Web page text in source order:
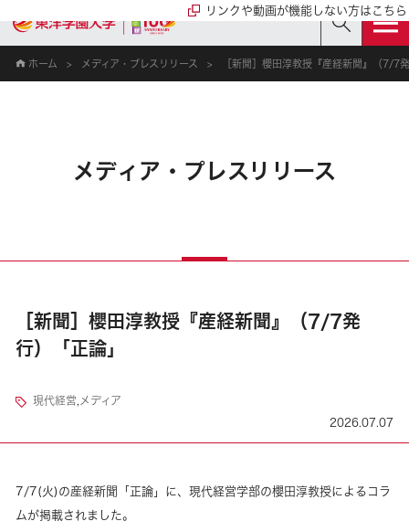
ホーム メディア・プレスリリース ［新聞］櫻田淳教授『産経新聞』（7/7
メディア・プレスリリース
リンクや動画が機能しない方はこちら
［新聞］櫻田淳教授『産経新聞』（7/7発
行）「正論」
現代経営 メディア
2026.07.07
7/7(火)の産経新聞「正論」に、現代経営学部の櫻田淳教授によるコラ
ムが掲載されました。